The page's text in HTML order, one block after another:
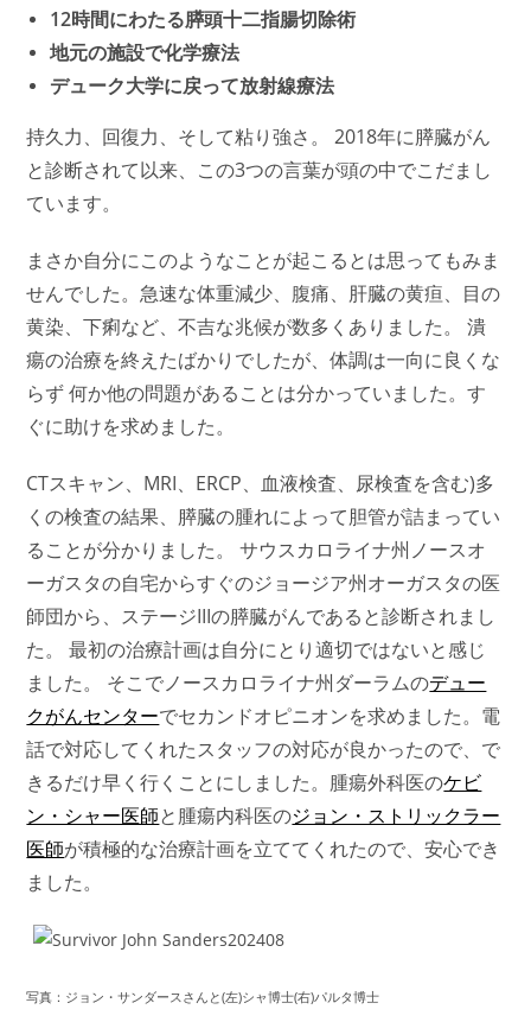
12時間にわたる膵頭十二指腸切除術
地元の施設で化学療法
デューク大学に戻って放射線療法
持久力、回復力、そして粘り強さ。 2018年に膵臓がん
と診断されて以来、この3つの言葉が頭の中でこだまし
ています。
まさか自分にこのようなことが起こるとは思ってもみま
せんでした。急速な体重減少、腹痛、肝臓の黄疸、目の
黄染、下痢など、不吉な兆候が数多くありました。 潰
瘍の治療を終えたばかりでしたが、体調は一向に良くな
らず 何か他の問題があることは分かっていました。す
ぐに助けを求めました。
CTスキャン、MRI、ERCP、血液検査、尿検査を含む)多
くの検査の結果、膵臓の腫れによって胆管が詰まってい
ることが分かりました。 サウスカロライナ州ノースオ
ーガスタの自宅からすぐのジョージア州オーガスタの医
師団から、ステージIIIの膵臓がんであると診断されまし
た。 最初の治療計画は自分にとり適切ではないと感じ
ました。 そこでノースカロライナ州ダーラムのデュー
クがんセンターでセカンドオピニオンを求めました。電
話で対応してくれたスタッフの対応が良かったので、で
きるだけ早く行くことにしました。腫瘍外科医のケビ
ン・シャー医師と腫瘍内科医のジョン・ストリックラー
医師が積極的な治療計画を立ててくれたので、安心でき
ました。
写真：ジョン・サンダースさんと(左)シャ博士(右)パルタ博士